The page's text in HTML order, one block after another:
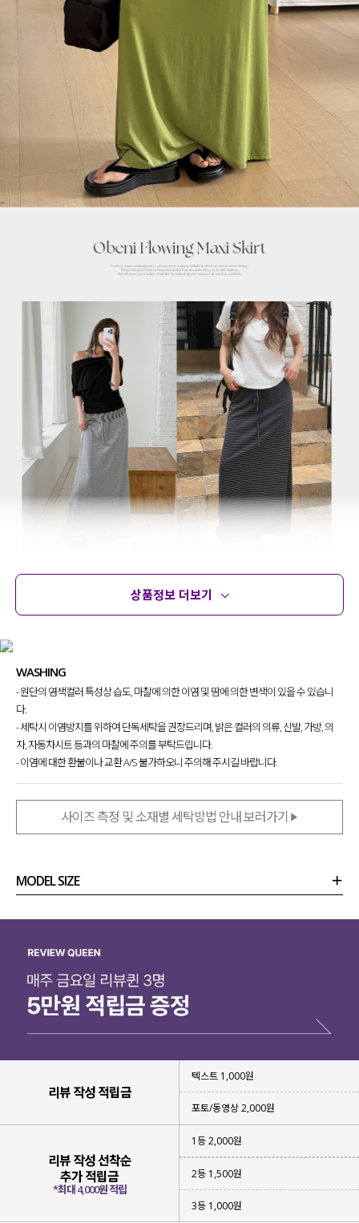
▶ 여리한 무드의 찰랑한 소재
위에 3가지 키워드로 제품 설명이 끝나는
편안함과 스타일을 동시에 만족시키는
데일리 스커트를 제작했어요!
상품정보 더보기
WASHING
- 원단의 염색컬러 특성상 습도, 마찰에 의한 이염 및 땀에 의한 변색이 있을 수 있습니
다.
- 세탁시 이염방지를 위하여 단독세탁을 권장드리며, 밝은 컬러의 의류, 신발, 가방, 의
자, 자동차시트 등과의 마찰에 주의를 부탁드립니다.
- 이염에 대한 환불이나 교환 A/S 불가하오니 주의해 주시길 바랍니다.
사이즈 측정 및 소재별 세탁방법 안내 보러가기
MODEL SIZE
리뷰 작성 적립금
텍스트 1,000원
포토/동영상 2,000원
리뷰 작성 선착순
추가 적립금
*최대 4,000원 적립
1등 2,000원
2등 1,500원
3등 1,000원